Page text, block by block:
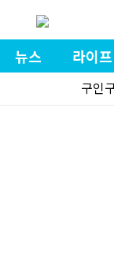
뉴스 라이프
구인